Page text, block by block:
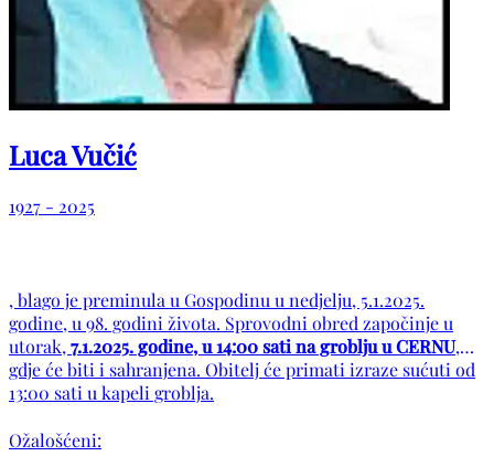
Luca Vučić
1927 - 2025
, blago je preminula u Gospodinu u nedjelju, 5.1.2025.
godine, u 98. godini života. Sprovodni obred započinje u
utorak, 7.1.2025. godine, u 14:00 sati na groblju u CERNU,
gdje će biti i sahranjena. Obitelj će primati izraze sućuti od
13:00 sati u kapeli groblja.
Ožalošćeni: